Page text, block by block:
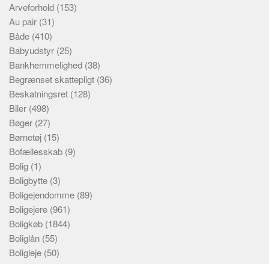
Arveforhold (153)
Au pair (31)
Både (410)
Babyudstyr (25)
Bankhemmelighed (38)
Begrænset skattepligt (36)
Beskatningsret (128)
Biler (498)
Bøger (27)
Børnetøj (15)
Bofællesskab (9)
Bolig (1)
Boligbytte (3)
Boligejendomme (89)
Boligejere (961)
Boligkøb (1844)
Boliglån (55)
Boligleje (50)